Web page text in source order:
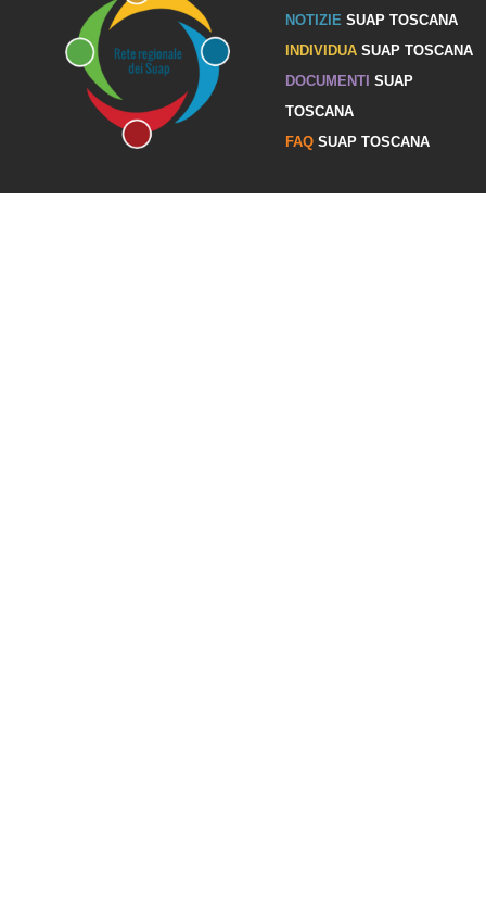
NOTIZIE SUAP TOSCANA
INDIVIDUASUAP TOSCANA
DOCUMENTI SUAP
TOSCANA
FAQSUAP TOSCANA